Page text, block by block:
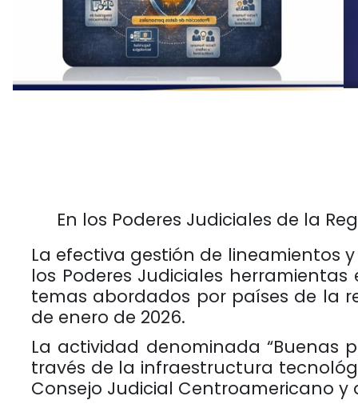
En los Poderes Judiciales de la
La efectiva gestión de lineamientos
los Poderes Judiciales
temas abordados por países de la
de enero de 2026.
La actividad denominada “Buenas
través de la infraestructura
Consejo Judicial Centroamericano y